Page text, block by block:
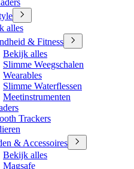
alles
& Fitness
Bekijk alles
Slimme Weegschalen
Wearables
Slimme Waterflessen
Meetinstrumenten
Trackers
& Accessoires
Bekijk alles
Magsafe